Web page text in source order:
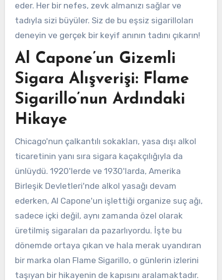
eder. Her bir nefes, zevk almanızı sağlar ve
tadıyla sizi büyüler. Siz de bu eşsiz sigarilloları
deneyin ve gerçek bir keyif anının tadını çıkarın!
Al Capone’un Gizemli
Sigara Alışverişi: Flame
Sigarillo’nun Ardındaki
Hikaye
Chicago'nun çalkantılı sokakları, yasa dışı alkol
ticaretinin yanı sıra sigara kaçakçılığıyla da
ünlüydü. 1920'lerde ve 1930'larda, Amerika
Birleşik Devletleri'nde alkol yasağı devam
ederken, Al Capone'un işlettiği organize suç ağı,
sadece içki değil, aynı zamanda özel olarak
üretilmiş sigaraları da pazarlıyordu. İşte bu
dönemde ortaya çıkan ve hala merak uyandıran
bir marka olan Flame Sigarillo, o günlerin izlerini
taşıyan bir hikayenin de kapısını aralamaktadır.